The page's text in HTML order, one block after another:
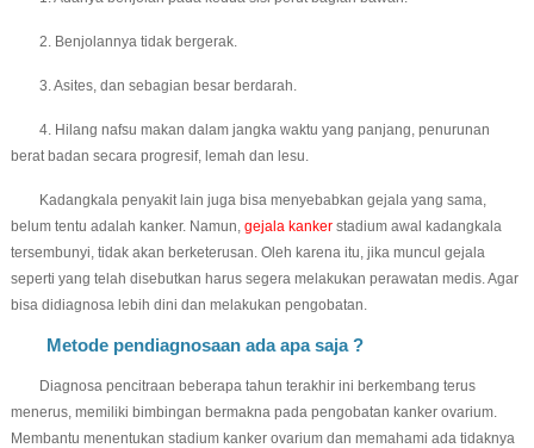
2. Benjolannya tidak bergerak.
3. Asites, dan sebagian besar berdarah.
4. Hilang nafsu makan dalam jangka waktu yang panjang, penurunan
berat badan secara progresif, lemah dan lesu.
Kadangkala penyakit lain juga bisa menyebabkan gejala yang sama,
belum tentu adalah kanker. Namun, gejala kankerstadium awal kadangkala
tersembunyi, tidak akan berketerusan. Oleh karena itu, jika muncul gejala
seperti yang telah disebutkan harus segera melakukan perawatan medis. Agar
bisa didiagnosa lebih dini dan melakukan pengobatan.
Metode pendiagnosaan ada apa saja ?
Diagnosa pencitraan beberapa tahun terakhir ini berkembang terus
menerus, memiliki bimbingan bermakna pada pengobatan kanker ovarium.
Membantu menentukan stadium kanker ovarium dan memahami ada tidaknya